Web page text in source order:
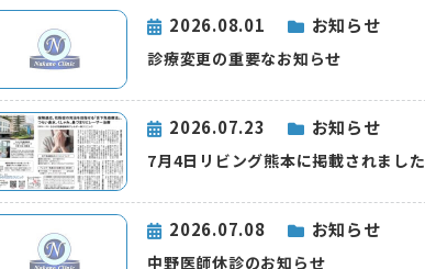
2026.08.01 お知らせ
診療変更の重要なお知らせ
2026.07.23 お知らせ
7月4日リビング熊本に掲載されました
2026.07.08 お知らせ
中野医師休診のお知らせ